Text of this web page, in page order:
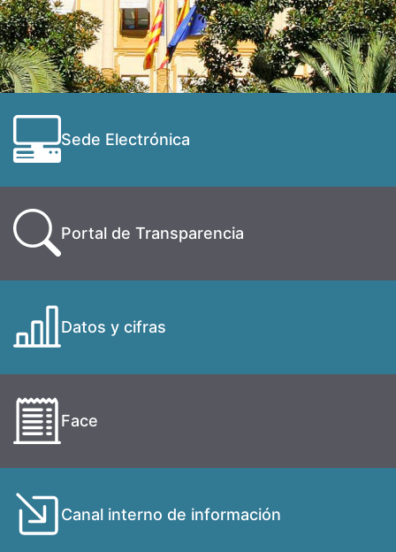
Sede Electrónica
Portal de Transparencia
Datos y cifras
Face
Canal interno de información